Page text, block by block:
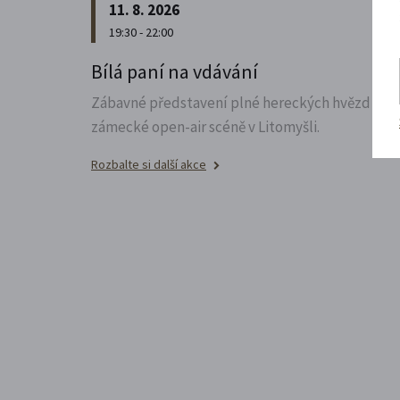
11. 8. 2026
19:30 - 22:00
Bílá paní na vdávání
Zábavné představení plné hereckých hvězd na
zámecké open-air scéně v Litomyšli.
Rozbalte si další akce